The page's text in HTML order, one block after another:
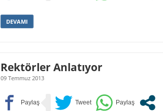
DEVAMI
Rektörler Anlatıyor
09 Temmuz 2013